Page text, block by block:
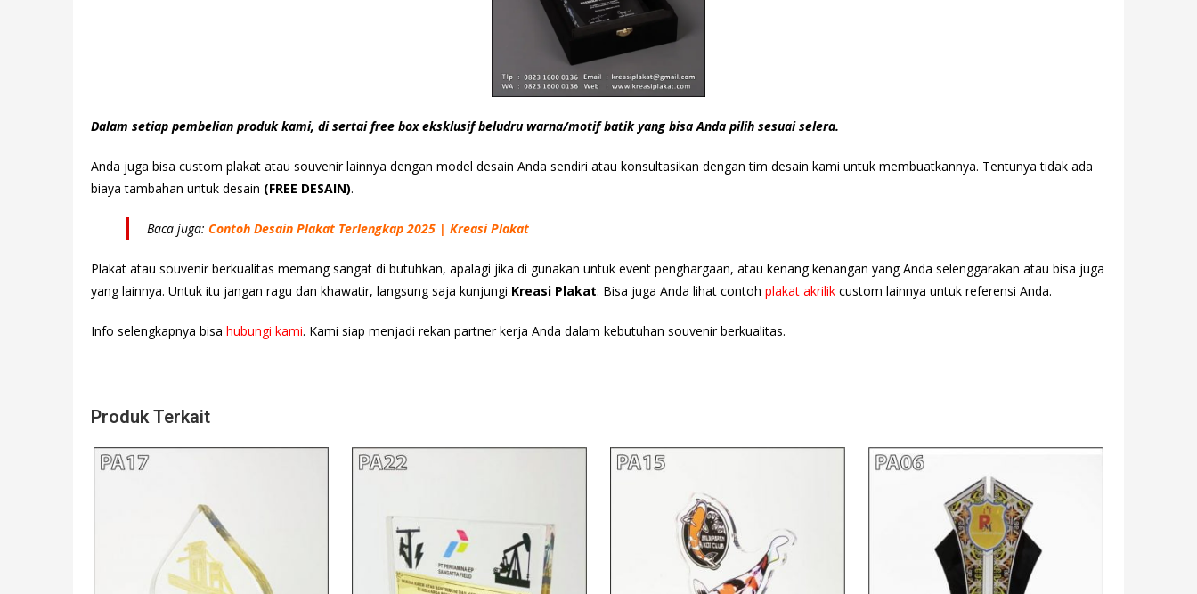
Dalam setiap pembelian produk kami, di sertai free box eksklusif beludru warna/motif batik yang bisa Anda pilih sesuai selera.
Anda juga bisa custom plakat atau souvenir lainnya dengan model desain Anda sendiri atau konsultasikan dengan tim desain kami untuk membuatkannya. Tentunya tidak ada
biaya tambahan untuk desain (FREE DESAIN).
Baca juga: Contoh Desain Plakat Terlengkap 2025 | Kreasi Plakat
Plakat atau souvenir berkualitas memang sangat di butuhkan, apalagi jika di gunakan untuk event penghargaan, atau kenang kenangan yang Anda selenggarakan atau bisa juga
yang lainnya. Untuk itu jangan ragu dan khawatir, langsung saja kunjungi Kreasi Plakat. Bisa juga Anda lihat contoh plakat akrilik custom lainnya untuk referensi Anda.
Info selengkapnya bisa hubungi kami. Kami siap menjadi rekan partner kerja Anda dalam kebutuhan souvenir berkualitas.
Produk Terkait